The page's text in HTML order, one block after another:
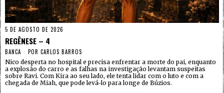
5 DE AGOSTO DE 2026
REGÊNESE – 4
BANCA POR CARLOS BARROS
Nico desperta no hospital e precisa enfrentar a morte do pai, enquanto
a explosão do carro e as falhas na investigação levantam suspeitas
sobre Ravi. Com Kira ao seu lado, ele tenta lidar com o luto e com a
chegada de Miah, que pode levá-lo para longe de Búzios.